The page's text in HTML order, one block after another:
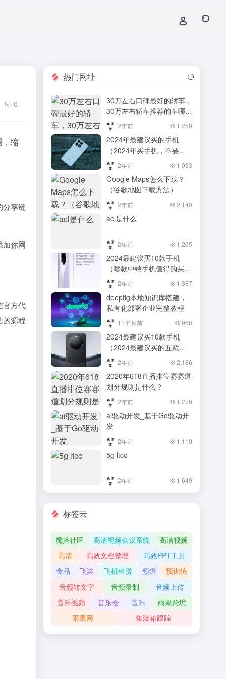
0
，缩
分享链
加你网
官方代
的源程
热门网址
30万左右口碑最好的轿车，
30万左右轿车推荐的车哪个
好 2年前 1,259
2024年最建议买的手机
（2024年买手机，不要盲
目乱选，入手前3名的手
机，综合体验感很强）
2024年买手机，不要盲目
乱选，入手前3名的手机，
综合体验感很强
2年前 1,033
Google Maps怎么下载？
（谷歌地图下载方法）
2年前 2,140
acl是什么
2年前 1,265
2024最建议买10款手机
（哪款中端手机值得购买？
推荐2024性价比最高的4款
手机）哪款中端手机值得购
买？推荐2024性价比最高
的4款手机
2年前 1,387
deepfig本地知识库搭建，
私有化部署企业完整教程
11个月前 968
2024最建议买10款手机
（2024最建议买的五款防
水手机推荐）2024最建议
买的五款防水手机推荐
2年前 2,186
2020年618直播排位赛赛道
划分规则是什么？
2年前 1,276
ai驱动开发_基于Go驱动开
发
2年前 1,110
5g ltcc
2年前 1,649
标签云
魔搭社区 高清视频会议系统
高清视频
高清
高效文档整理
高效PPT工具
食品
飞桨 飞机租赁 频道
预训练
音频转文字
音频录制
音频上传
音乐视频
音乐会 音乐
雨果跨境
雨果网
集装箱跟踪